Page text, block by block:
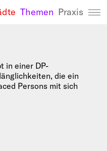
We Refugees
Themen Praxis
in einer DP-
die ein
Persons mit sich